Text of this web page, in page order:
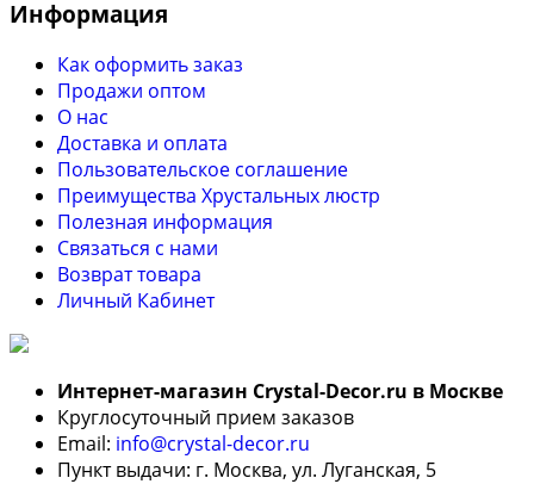
Информация
Как оформить заказ
Продажи оптом
О нас
Доставка и оплата
Пользовательское соглашение
Преимущества Хрустальных люстр
Полезная информация
Связаться с нами
Возврат товара
Личный Кабинет
Интернет-магазин Crystal-Decor.ru в Москве
Круглосуточный прием заказов
Email: info@crystal-decor.ru
Пункт выдачи: г. Москва, ул. Луганская, 5